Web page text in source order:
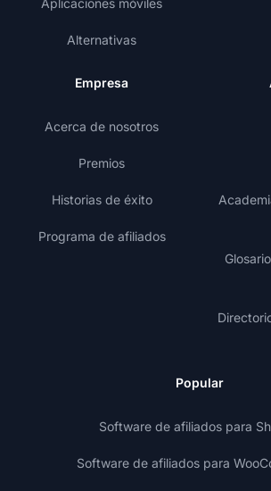
Aplicaciones móviles
Alternativas
Empresa
Acerca de nosotros
Premios
Historias de éxito
Programa de afiliados
Popular
Software de afiliados para
Software de afiliados para